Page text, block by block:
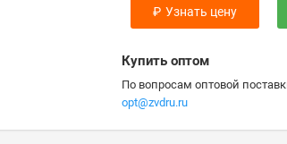
₽ Узнать цену
Купить оптом
По вопросам оптовой
opt@zvdru.ru